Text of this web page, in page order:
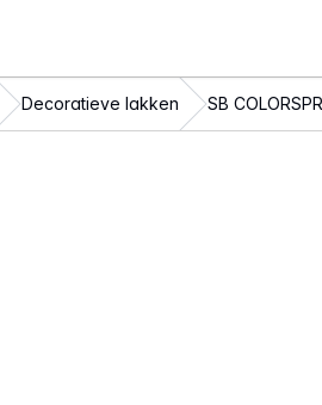
Decoratieve lakken SB